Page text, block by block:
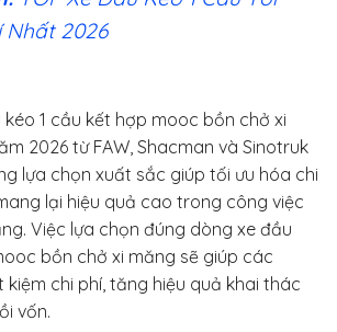
Nhất 2026
1 cầu kết hợp mooc bồn chở xi
2026 từ FAW, Shacman và Sinotruk
lựa chọn xuất sắc giúp tối ưu hóa chi
lại hiệu quả cao trong công việc
Việc lựa chọn đúng dòng xe đầu
bồn chở xi măng sẽ giúp các
chi phí, tăng hiệu quả khai thác
vốn.